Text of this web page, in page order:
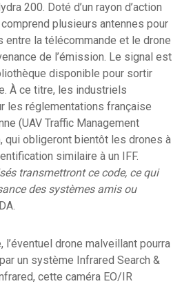
200. Doté d’un rayon d’action
plusieurs antennes pour
la télécommande et le drone
de l’émission. Le signal est
disponible pour sortir
À ce titre, les industriels
les réglementations française
(UAV Traffic Management
qui obligeront bientôt les drones à
similaire à un IFF.
transmettront ce code, ce qui
des systèmes amis ou
l’éventuel drone malveillant pourra
un système Infrared Search &
cette caméra EO/IR